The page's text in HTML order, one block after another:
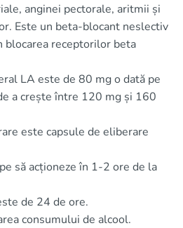
anginei pectorale, aritmii și
Este un beta-blocant neslectiv
blocarea receptorilor beta
LA este de 80 mg o dată pe
a crește între 120 mg și 160
este capsule de eliberare
să acționeze în 1-2 ore de la
de 24 de ore.
consumului de alcool.